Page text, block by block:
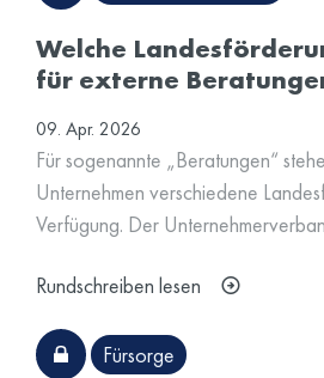
Welche
für externe
09. Apr. 2026
Für sogenannte „Beratungen“
Unternehmen verschiedene
Verfügung. Der
Rundschreiben lesen
Fürsorge